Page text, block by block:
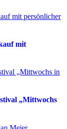
mit
„Mittwochs